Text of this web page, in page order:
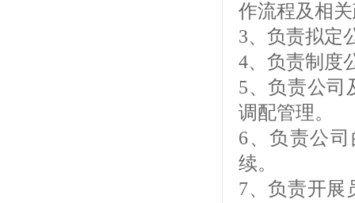
作流程及相
3、负责拟定
4、负责制度
5、负责公司
调配管理。
6、负责公
续。
7、负责开展